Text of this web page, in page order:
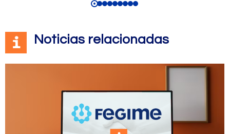
Noticias relacionadas